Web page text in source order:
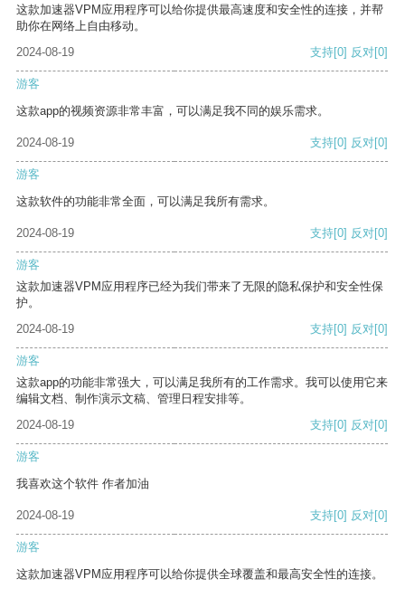
这款加速器VPM应用程序可以给你提供最高速度和安全性的连接，并帮
助你在网络上自由移动。
2024-08-19
支持[0] 反对[0]
游客
这款app的视频资源非常丰富，可以满足我不同的娱乐需求。
2024-08-19 支持[0] 反对[0]
游客
这款软件的功能非常全面，可以满足我所有需求。
2024-08-19 支持[0] 反对[0]
游客
这款加速器VPM应用程序已经为我们带来了无限的隐私保护和安全性保
护。
2024-08-19
支持[0] 反对[0]
游客
这款app的功能非常强大，可以满足我所有的工作需求。我可以使用它来
编辑文档、制作演示文稿、管理日程安排等。
2024-08-19
支持[0] 反对[0]
游客
我喜欢这个软件 作者加油
2024-08-19 支持[0] 反对[0]
游客
这款加速器VPM应用程序可以给你提供全球覆盖和最高安全性的连接。